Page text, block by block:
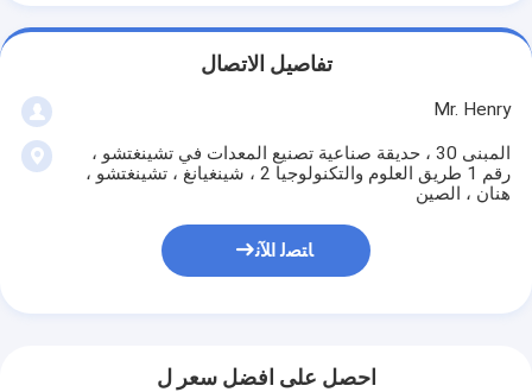
تفاصيل الاتصال
Mr. Henry
المبنى 30 ، حديقة صناعية تصنيع المعدات في تشينغتشو ،
رقم 1 طريق العلوم والتكنولوجيا 2 ، شينغيانغ ، تشينغتشو ،
هنان ، الصين
ﺎﺘﺼﻟ ﺍﻶﻧ
احصل على افضل سعر ل